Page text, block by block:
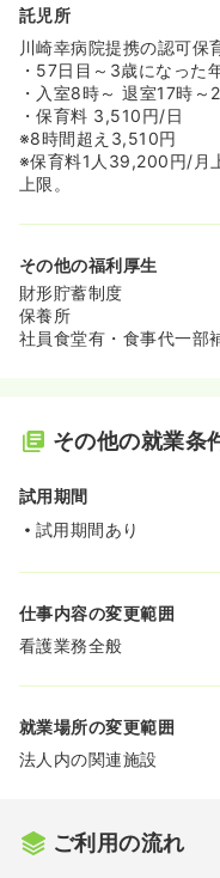
託児所
川崎幸病院提携の認可保
・57日目～3歳になった
・入室8時～ 退室17時～
・保育料 3,510円/日
※8時間超え3,510円
※保育料1人39,200円/月
上限。
その他の福利厚生
財形貯蓄制度
保養所
社員食堂有・食事代一部
その他の就業条
試用期間
試用期間あり
仕事内容の変更範囲
看護業務全般
就業場所の変更範囲
法人内の関連施設
ご利用の流れ